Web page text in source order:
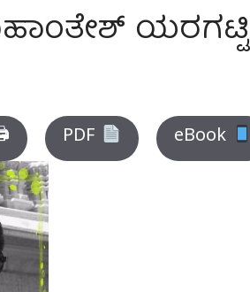
ಯರಗಟ್ಟಿ
PDF eBook